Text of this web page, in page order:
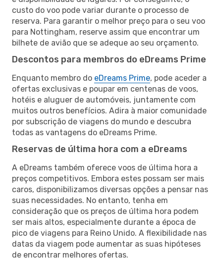
custo do voo pode variar durante o processo de
reserva. Para garantir o melhor preço para o seu voo
para Nottingham, reserve assim que encontrar um
bilhete de avião que se adeque ao seu orçamento.
Descontos para membros do eDreams Prime
Enquanto membro do eDreams Prime, pode aceder a
ofertas exclusivas e poupar em centenas de voos,
hotéis e aluguer de automóveis, juntamente com
muitos outros benefícios. Adira à maior comunidade
por subscrição de viagens do mundo e descubra
todas as vantagens do eDreams Prime.
Reservas de última hora com a eDreams
A eDreams também oferece voos de última hora a
preços competitivos. Embora estes possam ser mais
caros, disponibilizamos diversas opções a pensar nas
suas necessidades. No entanto, tenha em
consideração que os preços de última hora podem
ser mais altos, especialmente durante a época de
pico de viagens para Reino Unido. A flexibilidade nas
datas da viagem pode aumentar as suas hipóteses
de encontrar melhores ofertas.